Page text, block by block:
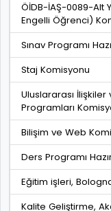
ÖİDB-İAŞ-0089-Alt
Engelli Öğrenci)
Sınav Programı
Staj Komisyonu
Uluslararası
Programları
Bilişim ve Web
Ders Programı
Eğitim işleri,
Kalite Geliştirme,